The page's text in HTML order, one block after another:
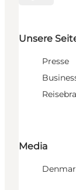
Unsere
Presse
Media